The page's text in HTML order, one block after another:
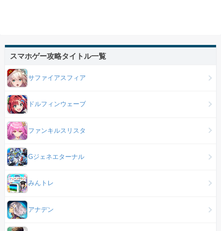
スマホゲー攻略タイトル一覧
サファイアスフィア
ドルフィンウェーブ
ファンキルスリスタ
Gジェネエターナル
みんトレ
アナデン